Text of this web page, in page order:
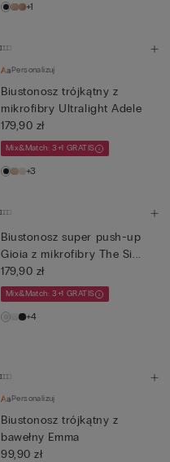
+1
Personalizuj
Biustonosz trójkątny z
mikrofibry Ultralight Adele
179,90 zł
Mix&Match: 3+1 GRATIS
+3
Biustonosz super push-up
Gioia z mikrofibry The Si...
179,90 zł
Mix&Match: 3+1 GRATIS
+4
Personalizuj
Biustonosz trójkątny z
bawełny Emma
99,90 zł